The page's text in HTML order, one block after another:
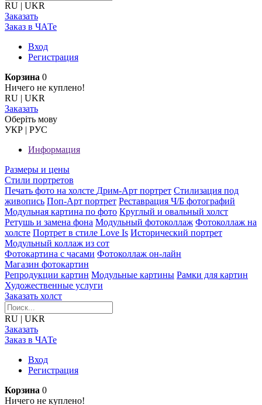
RU | UKR
Заказать
Заказ в ЧАТе
Вход
Регистрация
Корзина 0
Ничего не куплено!
RU | UKR
Заказать
Оберiть мову
УКР | РУС
Информация
Размеры и цены
Стили портретов
Печать фото на холсте Дрим-Арт портрет Стилизация под
живопись Поп-Арт портрет Реставрация Ч/Б фотографий
Модульная картина по фото Круглый и овальный холст
Ретушь и замена фона Модульный фотоколлаж Фотоколлаж на
холсте Портрет в стиле Love Is Исторический портрет
Модульный коллаж из сот
Фотокартина с часами Фотоколлаж он-лайн
Магазин фотокартин
Репродукции картин Модульные картины Рамки для картин
Художественные услуги
Заказать холст
RU | UKR
Заказать
Заказ в ЧАТе
Вход
Регистрация
Корзина 0
Ничего не куплено!